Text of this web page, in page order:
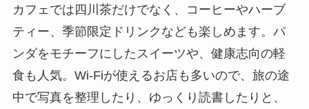
カフェでは四川茶だけでなく、コーヒーやハーブ
ティー、季節限定ドリンクなども楽しめます。パ
ンダをモチーフにしたスイーツや、健康志向の軽
食も人気。Wi-Fiが使えるお店も多いので、旅の途
中で写真を整理したり、ゆっくり読書したりと、